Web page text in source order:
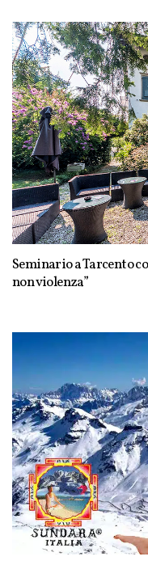
Seminario a Tarcento
non violenza”